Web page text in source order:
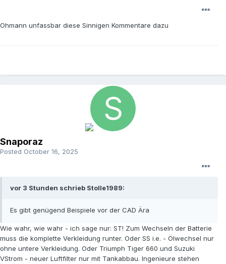
Ohmann unfassbar diese Sinnigen Kommentare dazu
Snaporaz
Posted October 16, 2025
vor 3 Stunden schrieb Stolle1989:
Es gibt genügend Beispiele vor der CAD Ära
Wie wahr, wie wahr - ich sage nur: ST! Zum Wechseln der Batterie
muss die komplette Verkleidung runter. Oder SS i.e. - Ölwechsel nur
ohne untere Verkleidung. Oder Triumph Tiger 660 und Suzuki
VStrom - neuer Luftfilter nur mit Tankabbau. Ingenieure stehen